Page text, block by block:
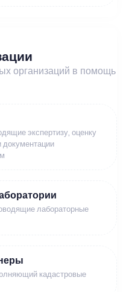
организаций в помощь
экспертизу, оценку
документации
лабораторные
кадастровые